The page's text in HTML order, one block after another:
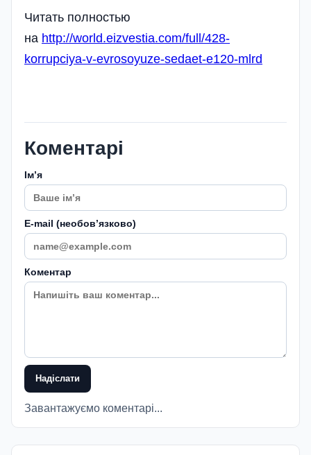
Читать полностью
на http://world.eizvestia.com/full/428-
korrupciya-v-evrosoyuze-sedaet-e120-mlrd
Коментарі
Імʼя
E-mail (необовʼязково)
Коментар
Надіслати
Завантажуємо коментарі...